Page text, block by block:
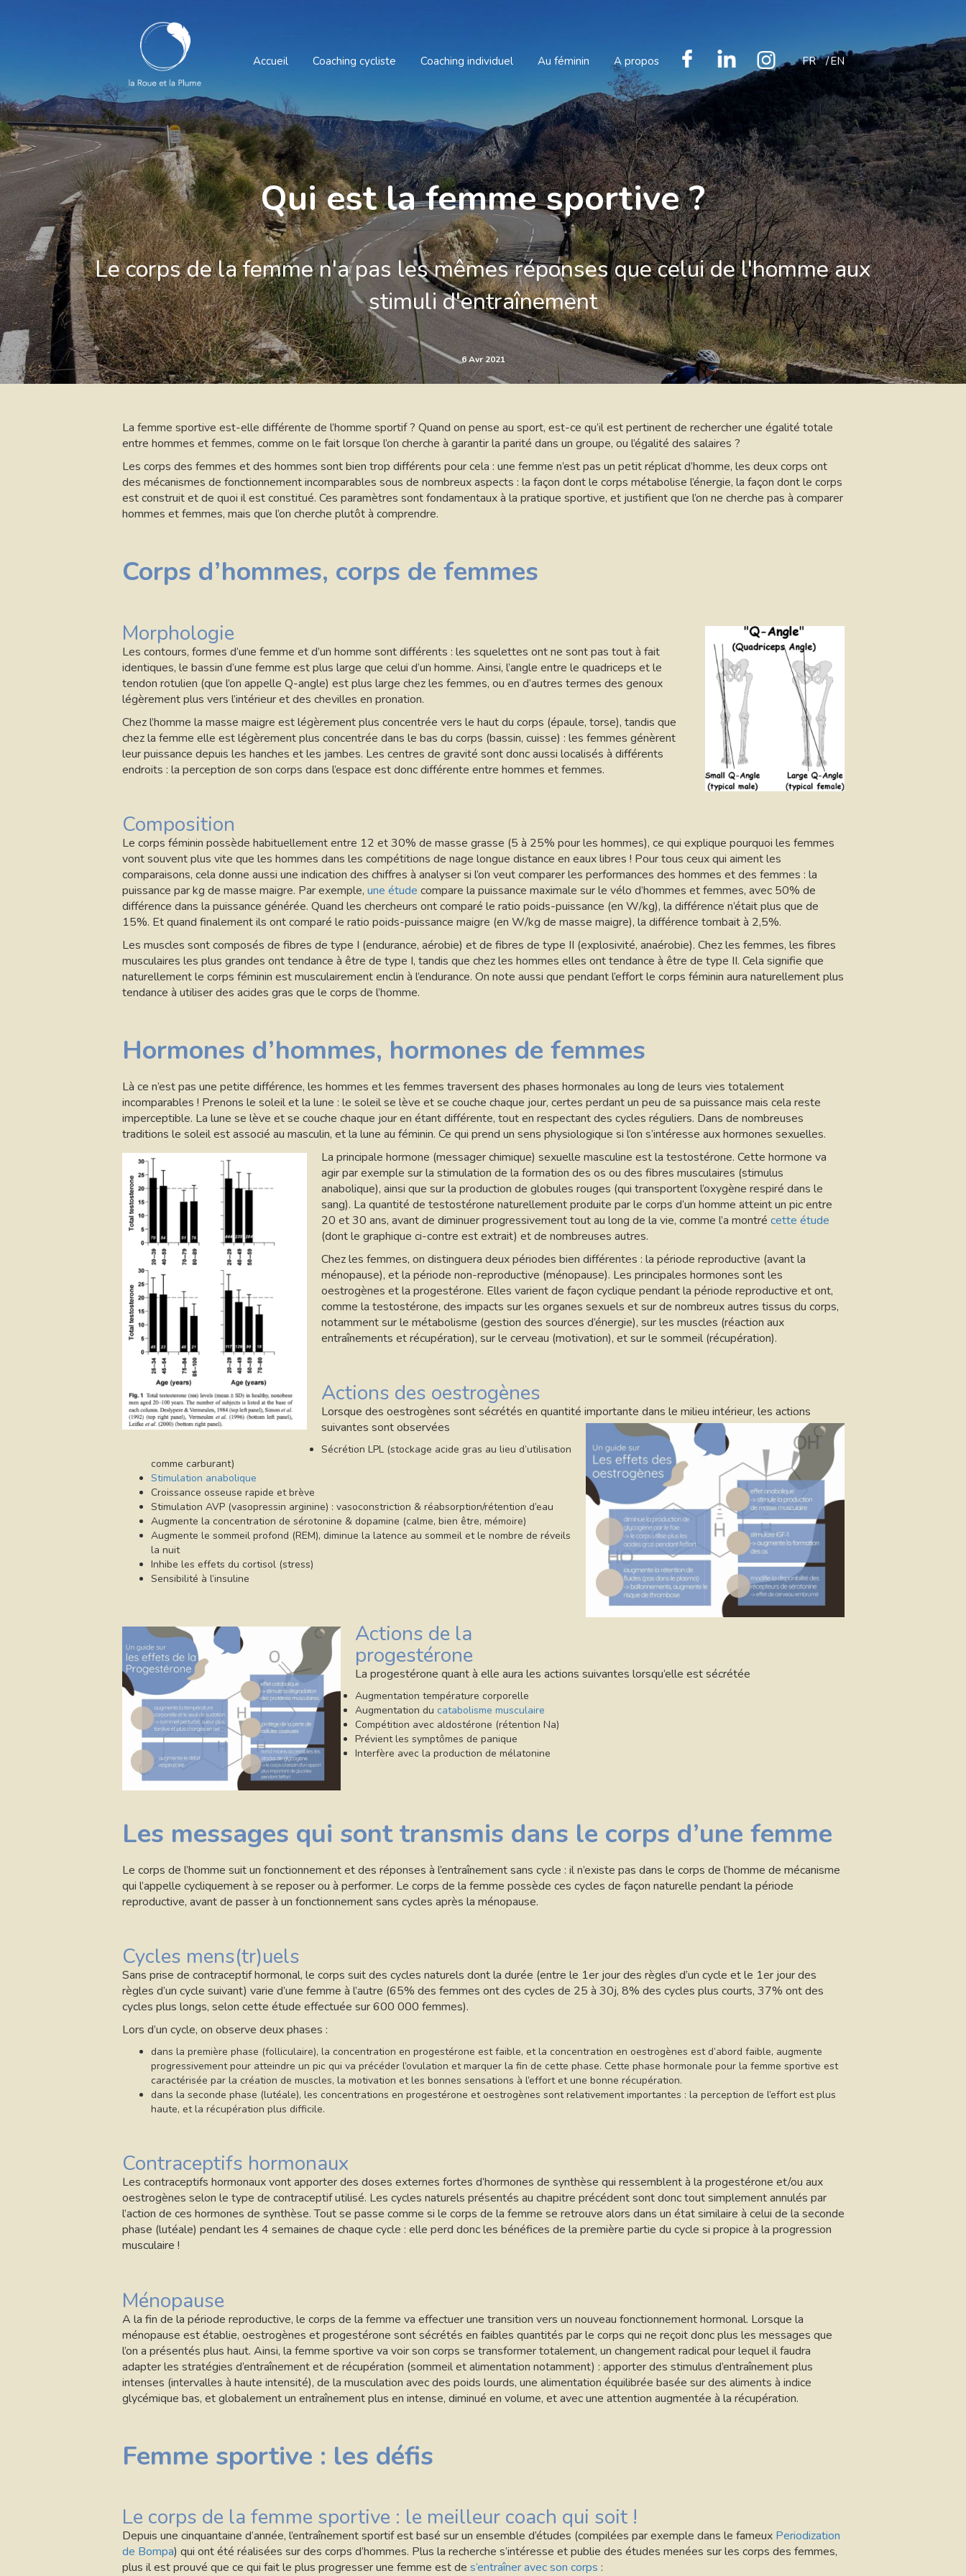
Accueil Coaching cycliste Coaching individuel Au féminin A propos FR EN
Qui est la femme sportive ?
Le corps de la femme n'a pas les mêmes réponses que celui de l'homme aux
stimuli d'entraînement
6 Avr 2021
La femme sportive est-elle différente de l’homme sportif ? Quand on pense au sport, est-ce qu’il est pertinent de rechercher une égalité totale
entre hommes et femmes, comme on le fait lorsque l’on cherche à garantir la parité dans un groupe, ou l’égalité des salaires ?
Les corps des femmes et des hommes sont bien trop différents pour cela : une femme n’est pas un petit réplicat d’homme, les deux corps ont
des mécanismes de fonctionnement incomparables sous de nombreux aspects : la façon dont le corps métabolise l’énergie, la façon dont le corps
est construit et de quoi il est constitué. Ces paramètres sont fondamentaux à la pratique sportive, et justifient que l’on ne cherche pas à comparer
hommes et femmes, mais que l’on cherche plutôt à comprendre.
Corps d’hommes, corps de femmes
Morphologie
Les contours, formes d’une femme et d’un homme sont différents : les squelettes ont ne sont pas tout à fait
identiques, le bassin d’une femme est plus large que celui d’un homme. Ainsi, l’angle entre le quadriceps et le
tendon rotulien (que l’on appelle Q-angle) est plus large chez les femmes, ou en d’autres termes des genoux
légèrement plus vers l’intérieur et des chevilles en pronation.
Chez l’homme la masse maigre est légèrement plus concentrée vers le haut du corps (épaule, torse), tandis que
chez la femme elle est légèrement plus concentrée dans le bas du corps (bassin, cuisse) : les femmes génèrent
leur puissance depuis les hanches et les jambes. Les centres de gravité sont donc aussi localisés à différents
endroits : la perception de son corps dans l’espace est donc différente entre hommes et femmes.
Composition
Le corps féminin possède habituellement entre 12 et 30% de masse grasse (5 à 25% pour les hommes), ce qui explique pourquoi les femmes
vont souvent plus vite que les hommes dans les compétitions de nage longue distance en eaux libres ! Pour tous ceux qui aiment les
comparaisons, cela donne aussi une indication des chiffres à analyser si l’on veut comparer les performances des hommes et des femmes : la
puissance par kg de masse maigre. Par exemple, une étude compare la puissance maximale sur le vélo d’hommes et femmes, avec 50% de
différence dans la puissance générée. Quand les chercheurs ont comparé le ratio poids-puissance (en W/kg), la différence n’était plus que de
15%. Et quand finalement ils ont comparé le ratio poids-puissance maigre (en W/kg de masse maigre), la différence tombait à 2,5%.
Les muscles sont composés de fibres de type I (endurance, aérobie) et de fibres de type II (explosivité, anaérobie). Chez les femmes, les fibres
musculaires les plus grandes ont tendance à être de type I, tandis que chez les hommes elles ont tendance à être de type II. Cela signifie que
naturellement le corps féminin est musculairement enclin à l’endurance. On note aussi que pendant l’effort le corps féminin aura naturellement plus
tendance à utiliser des acides gras que le corps de l’homme.
Hormones d’hommes, hormones de femmes
Là ce n’est pas une petite différence, les hommes et les femmes traversent des phases hormonales au long de leurs vies totalement
incomparables ! Prenons le soleil et la lune : le soleil se lève et se couche chaque jour, certes perdant un peu de sa puissance mais cela reste
imperceptible. La lune se lève et se couche chaque jour en étant différente, tout en respectant des cycles réguliers. Dans de nombreuses
traditions le soleil est associé au masculin, et la lune au féminin. Ce qui prend un sens physiologique si l’on s’intéresse aux hormones sexuelles.
La principale hormone (messager chimique) sexuelle masculine est la testostérone. Cette hormone va
agir par exemple sur la stimulation de la formation des os ou des fibres musculaires (stimulus
anabolique), ainsi que sur la production de globules rouges (qui transportent l’oxygène respiré dans le
sang). La quantité de testostérone naturellement produite par le corps d’un homme atteint un pic entre
20 et 30 ans, avant de diminuer progressivement tout au long de la vie, comme l’a montré cette étude
(dont le graphique ci-contre est extrait) et de nombreuses autres.
Chez les femmes, on distinguera deux périodes bien différentes : la période reproductive (avant la
ménopause), et la période non-reproductive (ménopause). Les principales hormones sont les
oestrogènes et la progestérone. Elles varient de façon cyclique pendant la période reproductive et ont,
comme la testostérone, des impacts sur les organes sexuels et sur de nombreux autres tissus du corps,
notamment sur le métabolisme (gestion des sources d’énergie), sur les muscles (réaction aux
entraînements et récupération), sur le cerveau (motivation), et sur le sommeil (récupération).
Actions des oestrogènes
Lorsque des oestrogènes sont sécrétés en quantité importante dans le milieu intérieur, les actions
suivantes sont observées
Sécrétion LPL (stockage acide gras au lieu d’utilisation
comme carburant)
Stimulation anabolique
Croissance osseuse rapide et brève
Stimulation AVP (vasopressin arginine) : vasoconstriction & réabsorption/rétention d’eau
Augmente la concentration de sérotonine & dopamine (calme, bien être, mémoire)
Augmente le sommeil profond (REM), diminue la latence au sommeil et le nombre de réveils
la nuit
Inhibe les effets du cortisol (stress)
Sensibilité à l’insuline
Actions de la
progestérone
La progestérone quant à elle aura les actions suivantes lorsqu’elle est sécrétée
Augmentation température corporelle
Augmentation du catabolisme musculaire
Compétition avec aldostérone (rétention Na)
Prévient les symptômes de panique
Interfère avec la production de mélatonine
Les messages qui sont transmis dans le corps d’une femme
Le corps de l’homme suit un fonctionnement et des réponses à l’entraînement sans cycle : il n’existe pas dans le corps de l’homme de mécanisme
qui l’appelle cycliquement à se reposer ou à performer. Le corps de la femme possède ces cycles de façon naturelle pendant la période
reproductive, avant de passer à un fonctionnement sans cycles après la ménopause.
Cycles mens(tr)uels
Sans prise de contraceptif hormonal, le corps suit des cycles naturels dont la durée (entre le 1er jour des règles d’un cycle et le 1er jour des
règles d’un cycle suivant) varie d’une femme à l’autre (65% des femmes ont des cycles de 25 à 30j, 8% des cycles plus courts, 37% ont des
cycles plus longs, selon cette étude effectuée sur 600 000 femmes).
Lors d’un cycle, on observe deux phases :
dans la première phase (folliculaire), la concentration en progestérone est faible, et la concentration en oestrogènes est d’abord faible, augmente
progressivement pour atteindre un pic qui va précéder l’ovulation et marquer la fin de cette phase. Cette phase hormonale pour la femme sportive est
caractérisée par la création de muscles, la motivation et les bonnes sensations à l’effort et une bonne récupération.
dans la seconde phase (lutéale), les concentrations en progestérone et oestrogènes sont relativement importantes : la perception de l’effort est plus
haute, et la récupération plus difficile.
Contraceptifs hormonaux
Les contraceptifs hormonaux vont apporter des doses externes fortes d’hormones de synthèse qui ressemblent à la progestérone et/ou aux
oestrogènes selon le type de contraceptif utilisé. Les cycles naturels présentés au chapitre précédent sont donc tout simplement annulés par
l’action de ces hormones de synthèse. Tout se passe comme si le corps de la femme se retrouve alors dans un état similaire à celui de la seconde
phase (lutéale) pendant les 4 semaines de chaque cycle : elle perd donc les bénéfices de la première partie du cycle si propice à la progression
musculaire !
Ménopause
A la fin de la période reproductive, le corps de la femme va effectuer une transition vers un nouveau fonctionnement hormonal. Lorsque la
ménopause est établie, oestrogènes et progestérone sont sécrétés en faibles quantités par le corps qui ne reçoit donc plus les messages que
l’on a présentés plus haut. Ainsi, la femme sportive va voir son corps se transformer totalement, un changement radical pour lequel il faudra
adapter les stratégies d’entraînement et de récupération (sommeil et alimentation notamment) : apporter des stimulus d’entraînement plus
intenses (intervalles à haute intensité), de la musculation avec des poids lourds, une alimentation équilibrée basée sur des aliments à indice
glycémique bas, et globalement un entraînement plus en intense, diminué en volume, et avec une attention augmentée à la récupération.
Femme sportive : les défis
Le corps de la femme sportive : le meilleur coach qui soit !
Depuis une cinquantaine d’année, l’entraînement sportif est basé sur un ensemble d’études (compilées par exemple dans le fameux Periodization
de Bompa) qui ont été réalisées sur des corps d’hommes. Plus la recherche s’intéresse et publie des études menées sur les corps des femmes,
plus il est prouvé que ce qui fait le plus progresser une femme est de s’entraîner avec son corps :